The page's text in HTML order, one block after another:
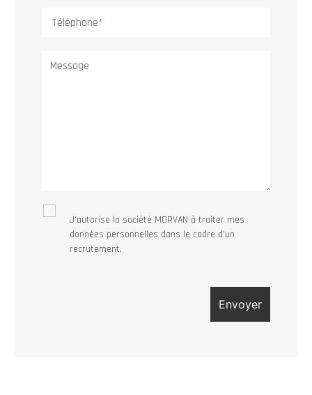
J’autorise la société MORVAN à traiter mes
données personnelles dans le cadre d’un
recrutement.